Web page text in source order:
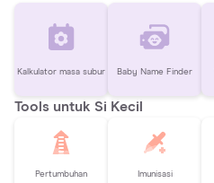
Kalkulator masa subur Baby Name Finder
Tools untuk Si Kecil
Pertumbuhan Imunisasi